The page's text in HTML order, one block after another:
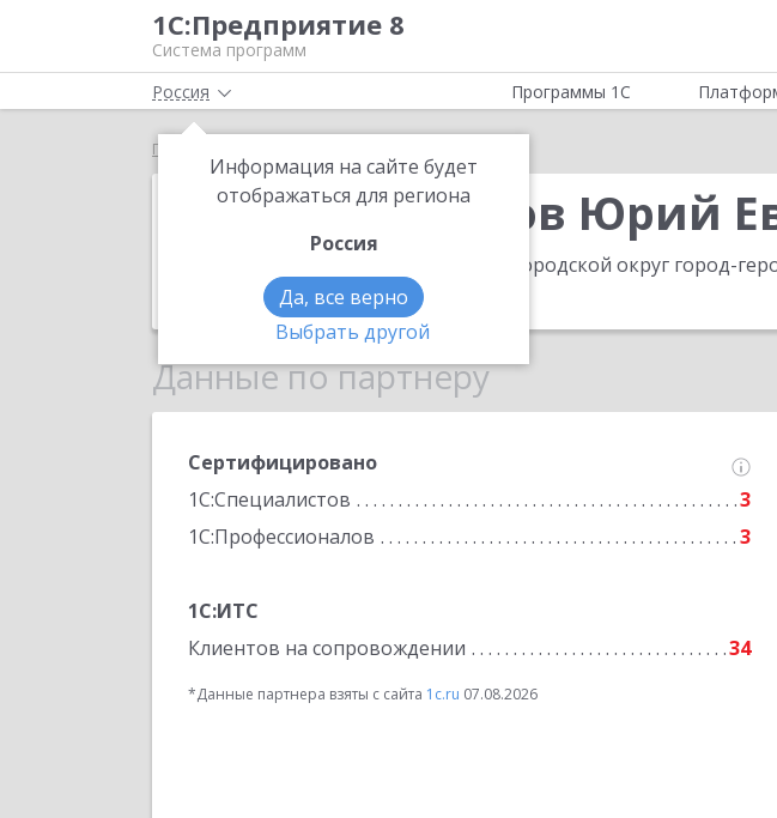
1С:Предприятие 8
Система программ
Россия
Информация на сайте будет
отображаться для региона
Россия
Да, все верно
Выбрать другой
Программы 1С
Главная
ИП Железняков Юрий
400079, Волгоградская обл, городской округ город-
Телефон: (8842) 45-9153
Данные по партнеру
Сертифицировано
1С:Специалистов
3
1С:Профессионалов
3
1С:ИТС
Клиентов на сопровождении
34
*Данные партнера взяты с сайта 1c.ru 07.08.2026